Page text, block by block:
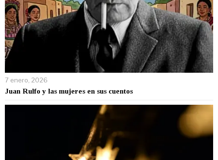
7 enero, 2026
Juan Rulfo y las mujeres en sus cuentos